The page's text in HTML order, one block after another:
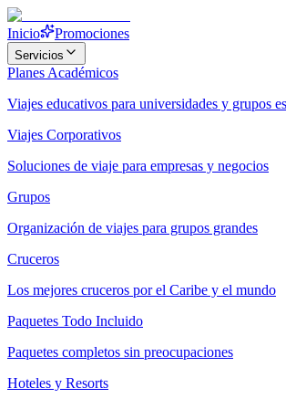
Inicio Promociones
Servicios
Planes Académicos
Viajes educativos para universidades y grupos
Viajes Corporativos
Soluciones de viaje para empresas y negocios
Grupos
Organización de viajes para grupos grandes
Cruceros
Los mejores cruceros por el Caribe y el mundo
Paquetes Todo Incluido
Paquetes completos sin preocupaciones
Hoteles y Resorts